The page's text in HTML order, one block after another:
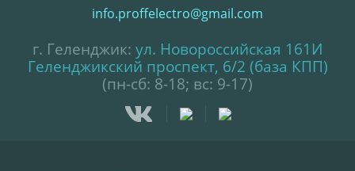
info.proffelectro@gmail.com
г. Геленджик: ул. Новороссийская 161И
Геленджикский проспект, 6/2 (база КПП)
(пн-сб: 8-18; вс: 9-17)